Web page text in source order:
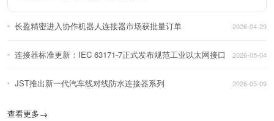
长盈精密进入协作机器人连接器市场获批量订单 2026-04-29
连接器标准更新：IEC 63171-7正式发布规范工业以太网接口 2026-05-04
JST推出新一代汽车线对线防水连接器系列 2026-05-09
查看更多→